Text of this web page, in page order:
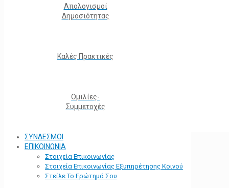
Απολογισμοί
Δημοσιότητας
Καλές Πρακτικές
Ομιλίες-
Συμμετοχές
ΣΥΝΔΕΣΜΟΙ
ΕΠΙΚΟΙΝΩΝΙΑ
Στοιχεία Επικοινωνίας
Στοιχεία Επικοινωνίας Εξυπηρέτησης Κοινού
Στείλε Το Ερώτημά Σου